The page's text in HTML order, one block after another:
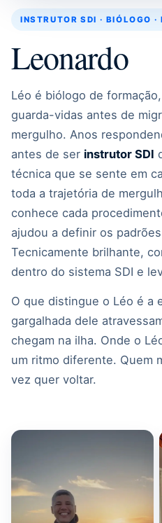
INSTRUTOR SDI · BIÓLOGO
Leonardo
Léo é biólogo de
guarda-vidas antes de
mergulho. Anos
antes de ser instrutor SDI
técnica que se sente em
toda a trajetória de
conhece cada
ajudou a definir os
Tecnicamente brilhante,
dentro do sistema SDI e
O que distingue o Léo é a
gargalhada dele
chegam na ilha. Onde o
um ritmo diferente. Quem
vez quer voltar.